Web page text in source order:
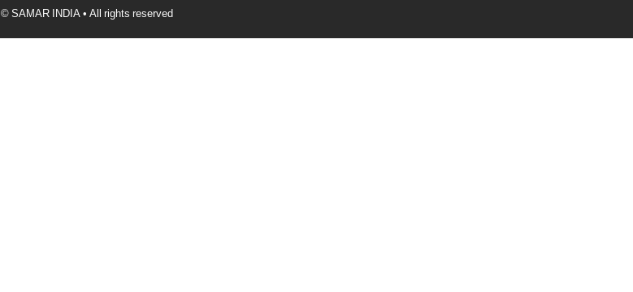
© SAMAR INDIA • All rights reserved